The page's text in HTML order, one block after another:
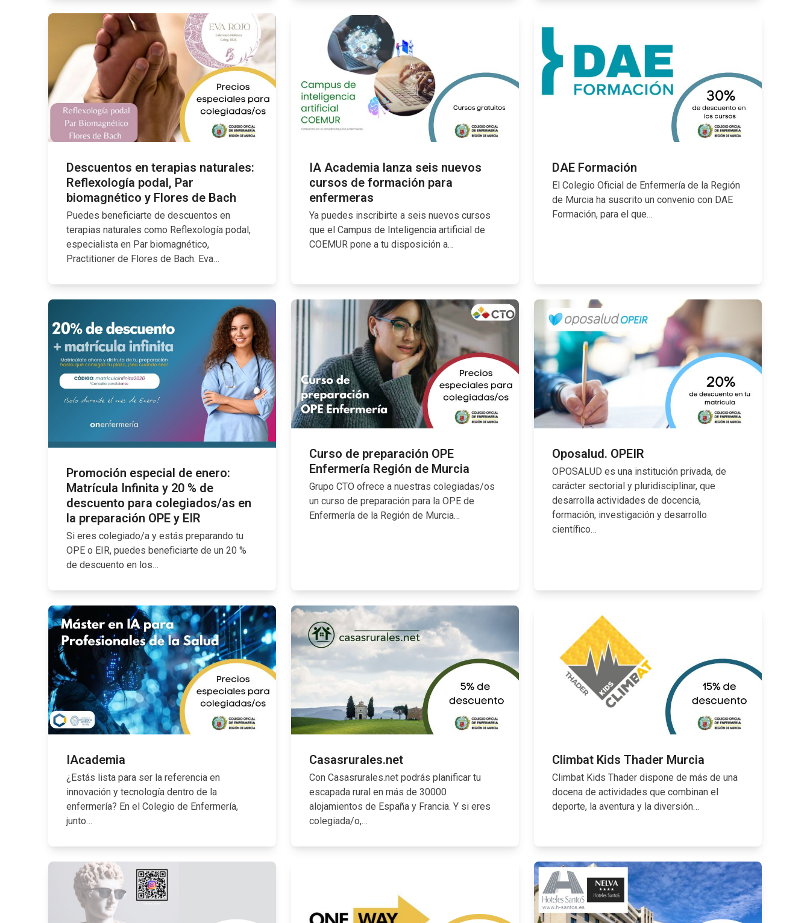
Descuentos en terapias naturales:
Reflexología podal, Par
biomagnético y Flores de Bach
Puedes beneficiarte de descuentos en
terapias naturales como Reflexología podal,
especialista en Par biomagnético,
Practitioner de Flores de Bach. Eva…
IA Academia lanza seis nuevos
cursos de formación para
enfermeras
Ya puedes inscribirte a seis nuevos cursos
que el Campus de Inteligencia artificial de
COEMUR pone a tu disposición a…
DAE Formación
El Colegio Oficial de Enfermería de la Región
de Murcia ha suscrito un convenio con DAE
Formación, para el que…
Promoción especial de enero:
Matrícula Infinita y 20 % de
descuento para colegiados/as en
la preparación OPE y EIR
Si eres colegiado/a y estás preparando tu
OPE o EIR, puedes beneficiarte de un 20 %
de descuento en los…
Curso de preparación OPE
Enfermería Región de Murcia
Grupo CTO ofrece a nuestras colegiadas/os
un curso de preparación para la OPE de
Enfermería de la Región de Murcia…
Oposalud. OPEIR
OPOSALUD es una institución privada, de
carácter sectorial y pluridisciplinar, que
desarrolla actividades de docencia,
formación, investigación y desarrollo
científico…
IAcademia
¿Estás lista para ser la referencia en
innovación y tecnología dentro de la
enfermería? En el Colegio de Enfermería,
junto…
Casasrurales.net
Con Casasrurales.net podrás planificar tu
escapada rural en más de 30000
alojamientos de España y Francia. Y si eres
colegiada/o,…
Climbat Kids Thader Murcia
Climbat Kids Thader dispone de más de una
docena de actividades que combinan el
deporte, la aventura y la diversión…